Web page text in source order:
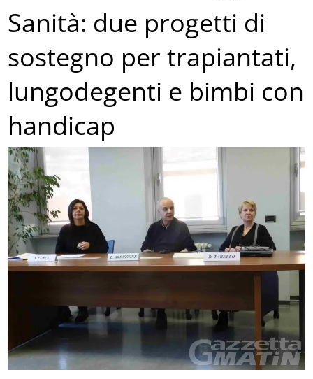
Sanità: due progetti di
sostegno per trapiantati,
lungodegenti e bimbi con
handicap